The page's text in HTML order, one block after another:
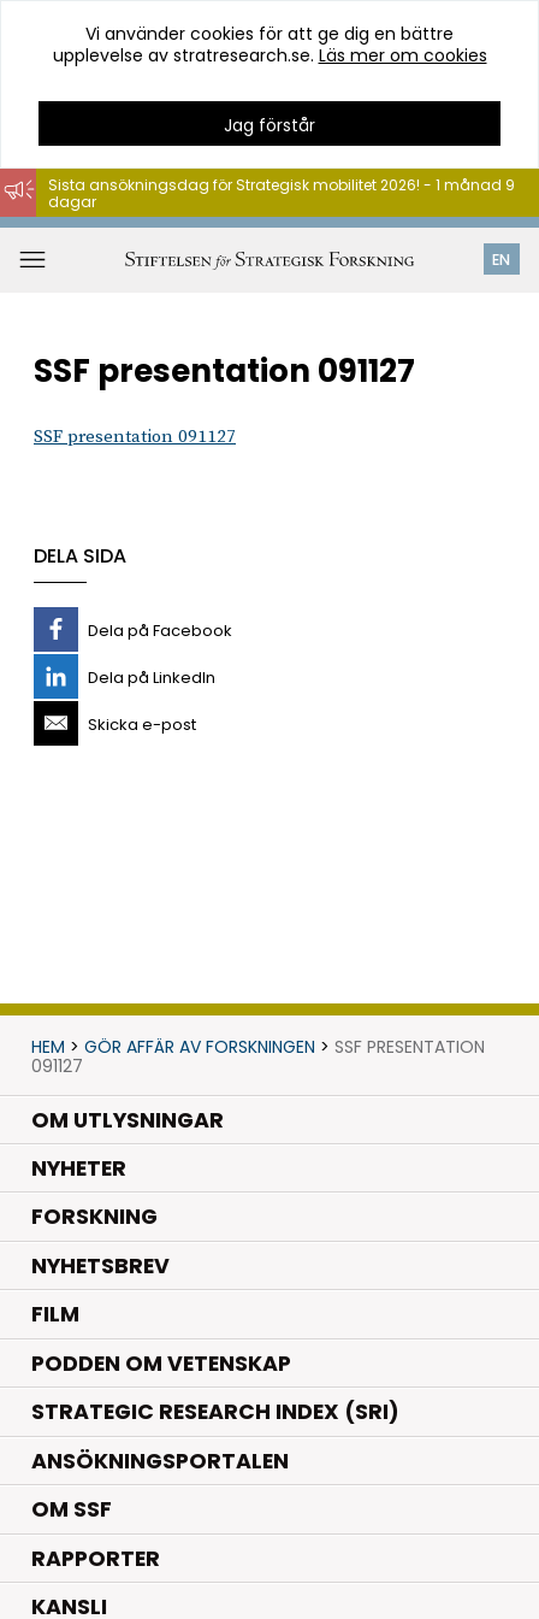
Hoppa
till
innehåll
Vi använder cookies för att ge dig en bättre
upplevelse av stratresearch.se. Läs mer om cookies
Jag förstår
EN
Sista ansökningsdag för Strategisk mobilitet 2026! - 1 månad 9
dagar
SSF presentation 091127
SSF presentation 091127
DELA SIDA
Dela på Facebook
Dela på LinkedIn
Skicka e-post
HEM > GÖR AFFÄR AV FORSKNINGEN > SSF PRESENTATION
091127
OM UTLYSNINGAR
NYHETER.
FORSKNING.
NYHETSBREV
FILM
PODDEN OM VETENSKAP
STRATEGIC RESEARCH INDEX (SRI)
ANSÖKNINGSPORTALEN
OM SSF
RAPPORTER
KANSLI